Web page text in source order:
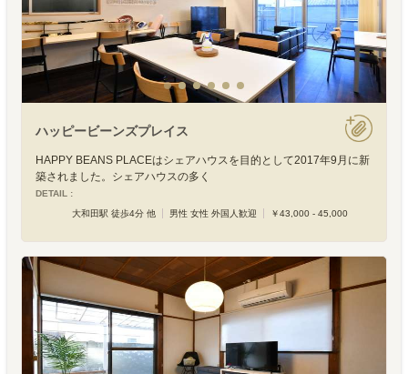
ハッピービーンズプレイス
HAPPY BEANS PLACEはシェアハウスを目的として2017年9月に新
築されました。シェアハウスの多く
DETAIL :
大和田駅 徒歩4分 他
男性 女性 外国人歓迎 ￥43,000 - 45,000